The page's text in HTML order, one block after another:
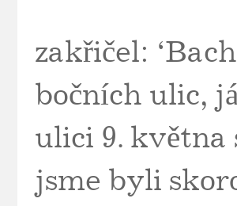
zakřičel:
bočních ulic,
ulici 9. května
jsme byli